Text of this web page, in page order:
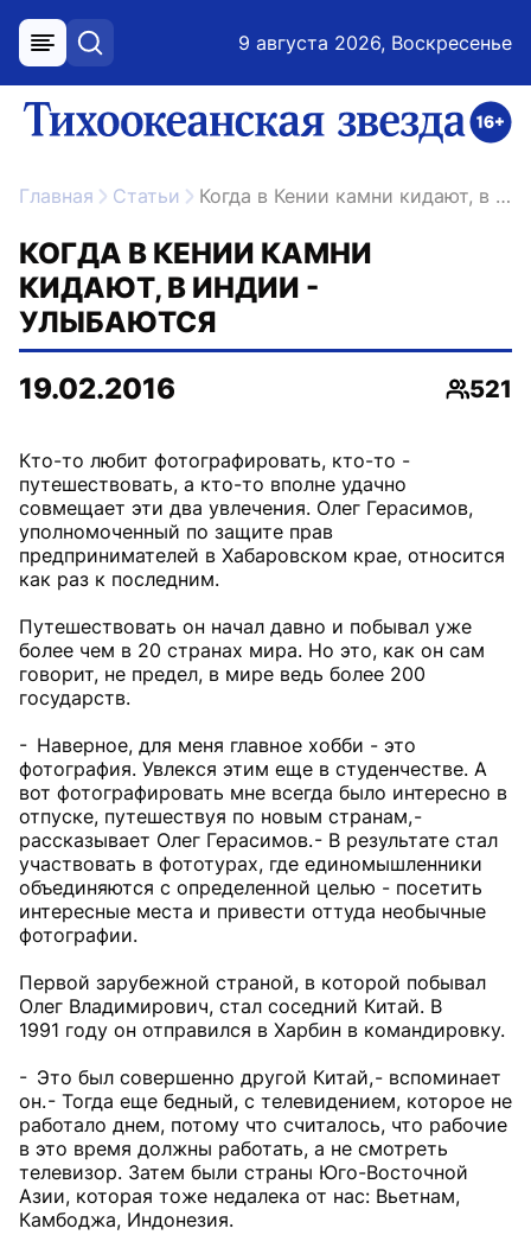
меню поиск 9 августа 2026, Воскресенье
ссылка на главную
Главная Статьи Когда в Кении камни кидают, в Индии - улыбаются
КОГДА В КЕНИИ КАМНИ
КИДАЮТ, В ИНДИИ -
УЛЫБАЮТСЯ
19.02.2016
521
Кто-то любит фотографировать, кто-то -
путешествовать, а кто-то вполне удачно
совмещает эти два увлечения. Олег Герасимов,
уполномоченный по защите прав
предпринимателей в Хабаровском крае, относится
как раз к последним.
Путешествовать он начал давно и побывал уже
более чем в 20 странах мира. Но это, как он сам
говорит, не предел, в мире ведь более 200
государств.
- Наверное, для меня главное хобби - это
фотография. Увлекся этим еще в студенчестве. А
вот фотографировать мне всегда было интересно в
отпуске, путешествуя по новым странам, -
рассказывает Олег Герасимов. - В результате стал
участвовать в фототурах, где единомышленники
объединяются с определенной целью - посетить
интересные места и привести оттуда необычные
фотографии.
Первой зарубежной страной, в которой побывал
Олег Владимирович, стал соседний Китай. В
1991 году он отправился в Харбин в командировку.
- Это был совершенно другой Китай, - вспоминает
он. - Тогда еще бедный, с телевидением, которое не
работало днем, потому что считалось, что рабочие
в это время должны работать, а не смотреть
телевизор. Затем были страны Юго-Восточной
Азии, которая тоже недалека от нас: Вьетнам,
Камбоджа, Индонезия.